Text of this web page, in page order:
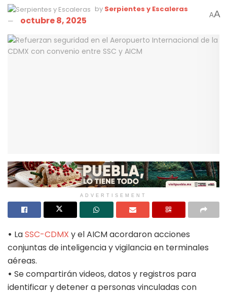
by Serpientes y Escaleras
octubre 8, 2025 AA
ADVERTISEMENT
• LaSSC-CDMX y el AICM acordaron acciones
conjuntas de inteligencia y vigilancia en terminales
aéreas.
• Se compartirán videos, datos y registros para
identificar y detener a personas vinculadas con